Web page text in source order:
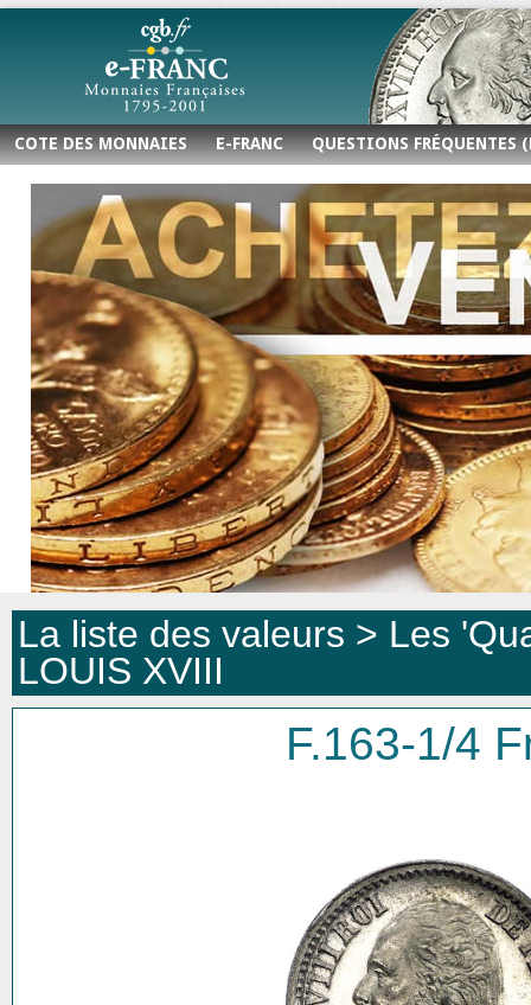
COTE DES MONNAIES E-FRANC QUESTIONS FRÉQUENTES
La liste des valeurs > Les
LOUIS XVIII
F.163-1/4